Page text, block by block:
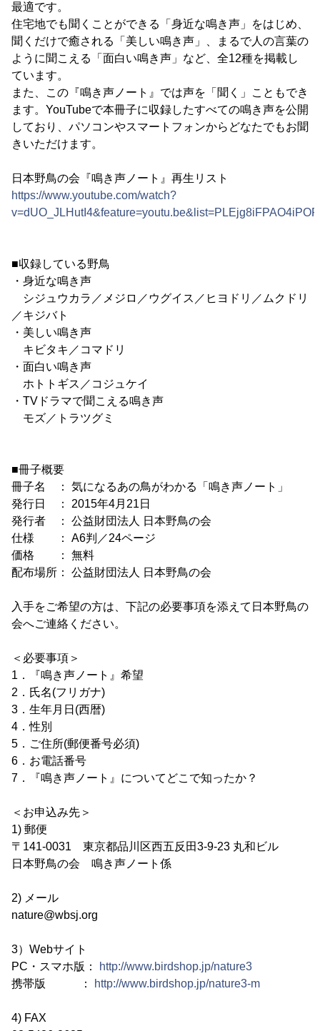
最適です。
住宅地でも聞くことができる「身近な鳴き声」をはじめ、
聞くだけで癒される「美しい鳴き声」、まるで人の言葉の
ように聞こえる「面白い鳴き声」など、全12種を掲載し
ています。
また、この『鳴き声ノート』では声を「聞く」こともでき
ます。YouTubeで本冊子に収録したすべての鳴き声を公開
しており、パソコンやスマートフォンからどなたでもお聞
きいただけます。
日本野鳥の会『鳴き声ノート』再生リスト
https://www.youtube.com/watch?
■収録している野鳥
・身近な鳴き声
シジュウカラ／メジロ／ウグイス／ヒヨドリ／ムクドリ
／キジバト
・美しい鳴き声
キビタキ／コマドリ
・面白い鳴き声
ホトトギス／コジュケイ
・TVドラマで聞こえる鳴き声
モズ／トラツグミ
■冊子概要
冊子名 ： 気になるあの鳥がわかる「鳴き声ノート」
発行日 ： 2015年4月21日
発行者 ： 公益財団法人 日本野鳥の会
仕様 ： A6判／24ページ
価格 ： 無料
配布場所： 公益財団法人 日本野鳥の会
入手をご希望の方は、下記の必要事項を添えて日本野鳥の
会へご連絡ください。
＜必要事項＞
1．『鳴き声ノート』希望
2．氏名(フリガナ)
3．生年月日(西暦)
4．性別
5．ご住所(郵便番号必須)
6．お電話番号
7．『鳴き声ノート』についてどこで知ったか？
＜お申込み先＞
1) 郵便
〒141-0031 東京都品川区西五反田3-9-23 丸和ビル
日本野鳥の会 鳴き声ノート係
2) メール
nature@wbsj.org
3）Webサイト
PC・スマホ版：
http://www.birdshop.jp/nature3
携帯版 ：
http://www.birdshop.jp/nature3-m
4) FAX